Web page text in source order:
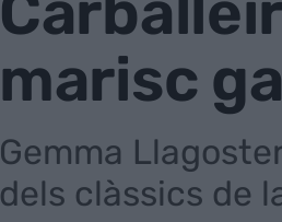
marisc
Gemma
dels clàssics de